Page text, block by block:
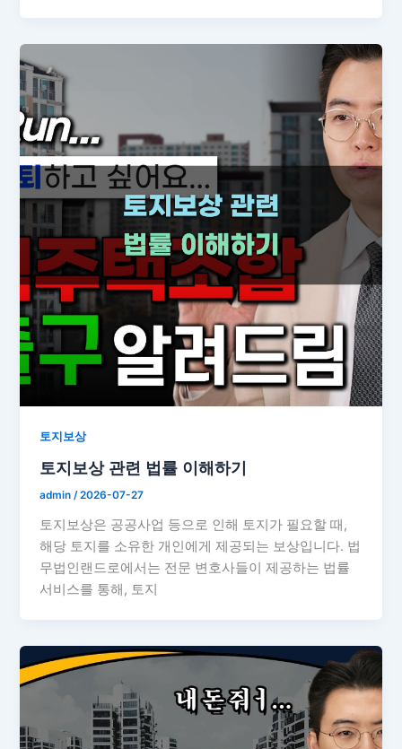
토지보상
토지보상 관련 법률 이해하기
admin/2026-07-27
토지보상은 공공사업 등으로 인해 토지가 필요할 때,
해당 토지를 소유한 개인에게 제공되는 보상입니다. 법
무법인랜드로에서는 전문 변호사들이 제공하는 법률
서비스를 통해, 토지